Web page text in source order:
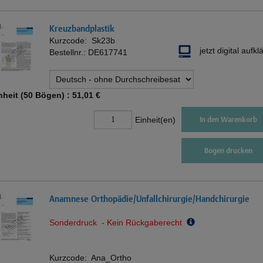
Kreuzbandplastik
Kurzcode: Sk23b
Bestellnr.: DE617741 jetzt digital
(50 Bögen) : 51,01 €
Einheit(en) In den Warenkorb
Bogen drucken
Anamnese Orthopädie/Unfallchirurgie/Handchirurgie
Sonderdruck - Kein Rückgaberecht
Kurzcode: Ana_Ortho